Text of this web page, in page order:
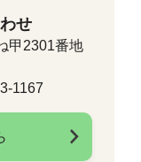
せ
甲2301番地
1167